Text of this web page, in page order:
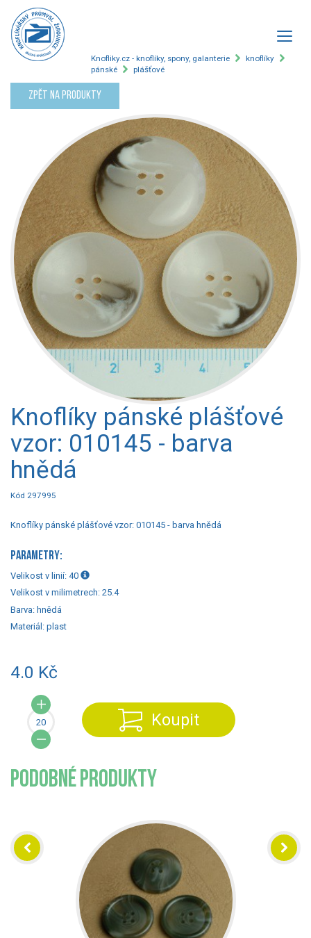
Knofliky.cz - knoflíky, spony, galanterie
knoflíky
pánské
plášťové
Zpět na produkty
Knoflíky pánské plášťové
vzor: 010145 - barva
hnědá
Kód 297995
Knoflíky pánské plášťové vzor: 010145 - barva hnědá
PARAMETRY:
Velikost v linií: 40
Velikost v milimetrech: 25.4
Barva: hnědá
Materiál: plast
4.0 Kč
Koupit
PODOBNÉ PRODUKTY